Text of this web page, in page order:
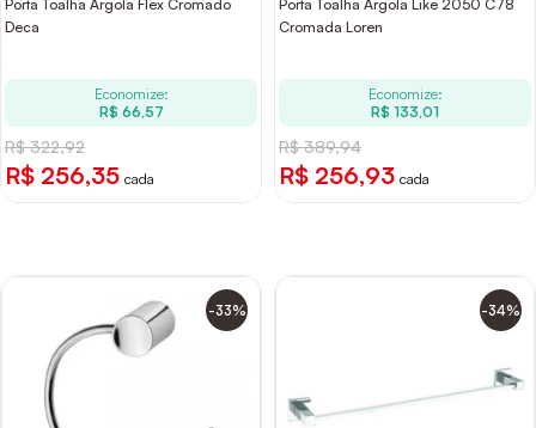
Porta Toalha Argola Flex Cromado
Deca
Economize:
R$ 66,57
R$ 322,92
R$ 256,35 cada
Porta Toalha Argola Like 2050 C78
Cromada Loren
Economize:
R$ 133,01
R$ 389,94
R$ 256,93 cada
-33% -34%